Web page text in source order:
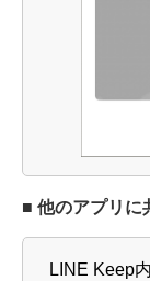
■ 他のアプリに
LINE Keep